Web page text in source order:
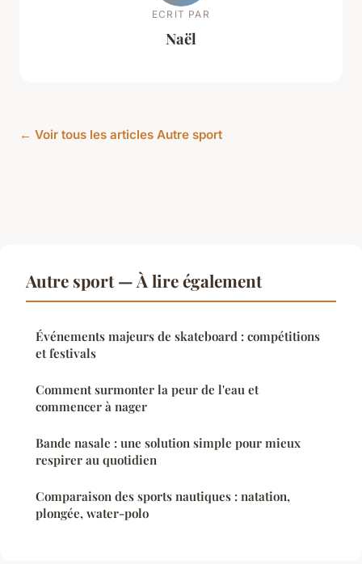
ECRIT PAR
Naël
← Voir tous les articles Autre sport
Autre sport — À lire également
Événements majeurs de skateboard : compétitions
et festivals
Comment surmonter la peur de l'eau et
commencer à nager
Bande nasale : une solution simple pour mieux
respirer au quotidien
Comparaison des sports nautiques : natation,
plongée, water-polo